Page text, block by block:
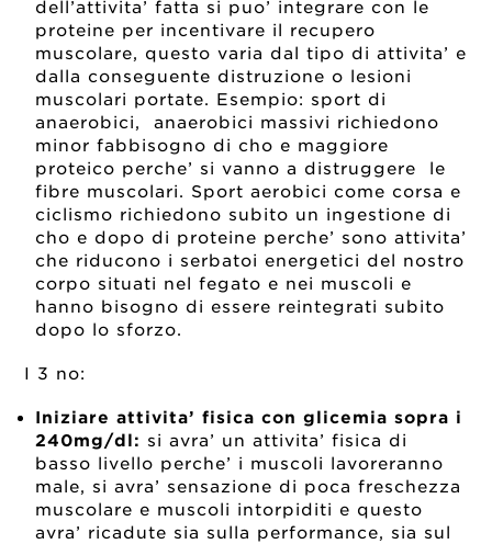
dell’attivita’ fatta si puo’ integrare con le
proteine per incentivare il recupero
muscolare, questo varia dal tipo di attivita’ e
dalla conseguente distruzione o lesioni
muscolari portate. Esempio: sport di
anaerobici, anaerobici massivi richiedono
minor fabbisogno di cho e maggiore
proteico perche’ si vanno a distruggere le
fibre muscolari. Sport aerobici come corsa e
ciclismo richiedono subito un ingestione di
cho e dopo di proteine perche’ sono attivita’
che riducono i serbatoi energetici del nostro
corpo situati nel fegato e nei muscoli e
hanno bisogno di essere reintegrati subito
dopo lo sforzo.
I 3 no:
Iniziare attivita’ fisica con glicemia sopra i
240mg/dl: si avra’ un attivita’ fisica di
basso livello perche’ i muscoli lavoreranno
male, si avra’ sensazione di poca freschezza
muscolare e muscoli intorpiditi e questo
avra’ ricadute sia sulla performance, sia sul